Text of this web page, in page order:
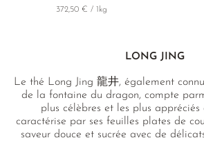
372,50 € / 1kg
LONG JING
Le thé Long Jing 龍井, également
de la fontaine du dragon, compte
plus célèbres et les plus appréciés
caractérise par ses feuilles plates de
saveur douce et sucrée avec de